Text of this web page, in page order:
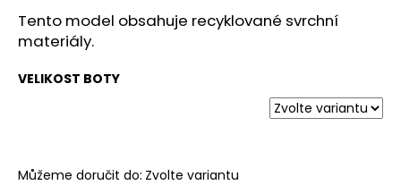
Tento model obsahuje recyklované svrchní
materiály.
VELIKOST BOTY
Můžeme doručit do: Zvolte variantu